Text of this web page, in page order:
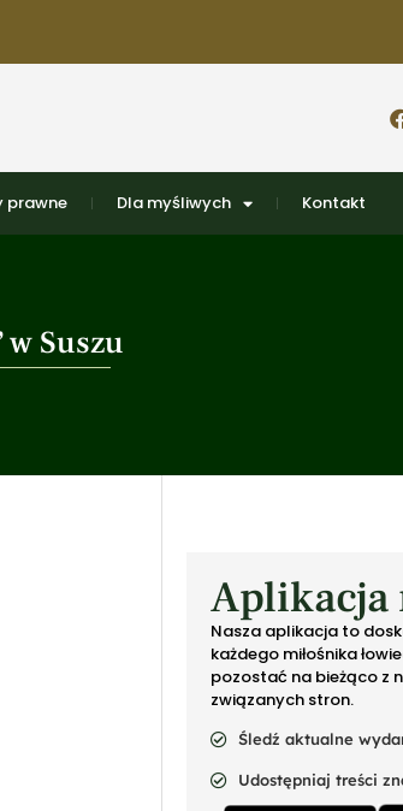
prawne Dla myśliwych Kontakt
Suszu
Nasza aplikacja to
każdego miłośnika
pozostać na bieżąco z
związanych stron.
Śledź aktualne
Udostępniaj treści